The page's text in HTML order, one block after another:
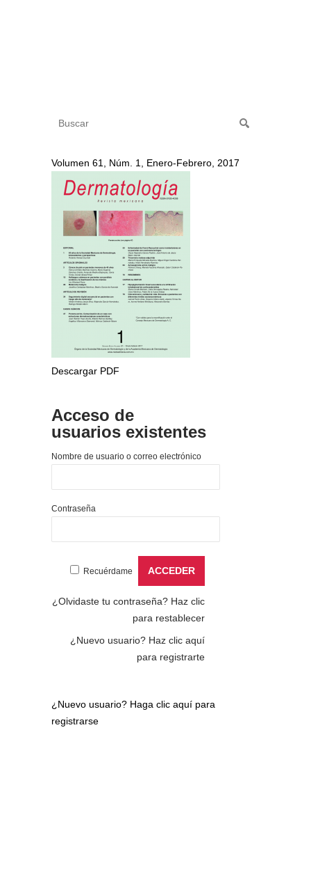
Volumen 61, Núm. 1, Enero-Febrero, 2017
Descargar PDF
Acceso de
usuarios existentes
Nombre de usuario o correo electrónico
Contraseña
Recuérdame
¿Olvidaste tu contraseña? Haz clic
para restablecer
¿Nuevo usuario? Haz clic aquí
para registrarte
¿Nuevo usuario? Haga clic aquí para
registrarse